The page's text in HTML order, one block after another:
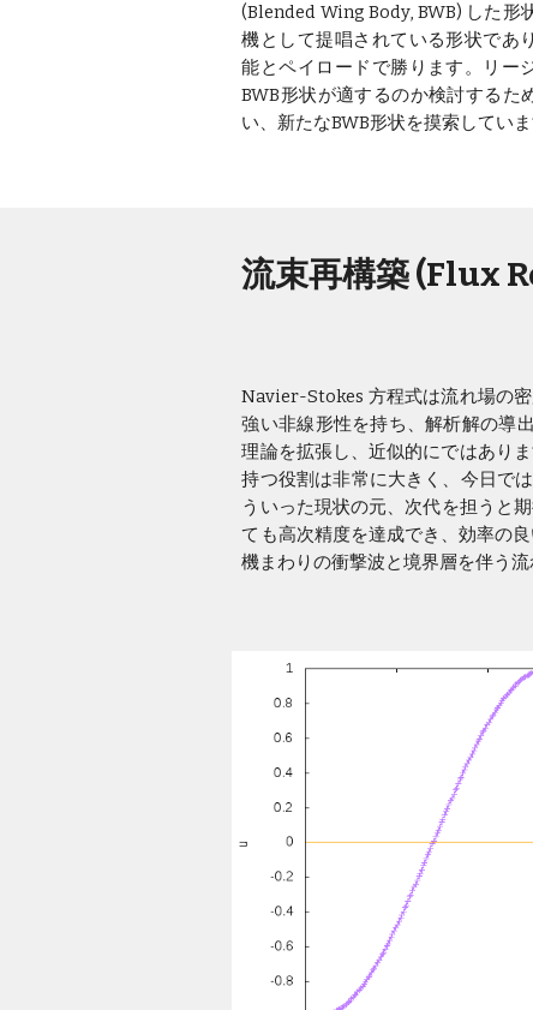
(Blended Wing Body, BWB) した
機として提唱されている形状であ
能とペイロードで勝ります。リー
BWB形状が適するのか検討するた
い、新たなBWB形状を摸索していま
流束再構築 (Flux
Navier-Stokes 方程式は流れ場の
強い非線形性を持ち、解析解の導
理論を拡張し、近似的にではあり
持つ役割は非常に大きく、今日で
ういった現状の元、次代を担うと
ても高次精度を達成でき、効率の
機まわりの衝撃波と境界層を伴う